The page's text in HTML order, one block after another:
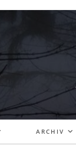
ARCHIV